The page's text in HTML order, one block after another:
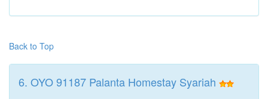
Back to Top
6. OYO 91187 Palanta Homestay Syariah